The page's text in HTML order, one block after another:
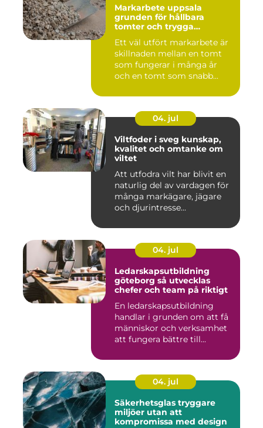
Markarbete uppsala
grunden för hållbara
tomter och trygga
Ett väl utfört markarbete är
skillnaden mellan en tomt
som fungerar i många år
och en tomt som snabb...
04. jul
Viltfoder i sveg kunskap,
kvalitet och omtanke om
viltet
Att utfodra vilt har blivit en
naturlig del av vardagen för
många markägare, jägare
och djurintresse...
04. jul
Ledarskapsutbildning
göteborg så utvecklas
chefer och team på riktigt
En ledarskapsutbildning
handlar i grunden om att få
människor och verksamhet
att fungera bättre till...
04. jul
Säkerhetsglas tryggare
miljöer utan att
kompromissa med design